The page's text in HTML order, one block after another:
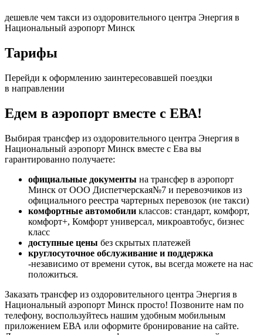
дешевле чем такси из оздоровительного центра Энергия в
Национальный аэропорт Минск
Тарифы
Перейди к оформлению заинтересовавшей поездки
в направлении
Едем в аэропорт вместе с ЕВА!
Выбирая трансфер из оздоровительного центра Энергия в
Национальный аэропорт Минск вместе с Ева вы
гарантированно получаете:
официальные документы на трансфер в аэропорт
Минск от ООО Диспетчерская№7 и перевозчиков из
официального реестра чартерных перевозок (не такси)
комфортные автомобили классов: стандарт, комфорт,
комфорт+, Комфорт универсал, микроавтобус, бизнес
класс
доступные цены без скрытых платежей
круглосуточное обслуживание и поддержка
-независимо от времени суток, вы всегда можете на нас
положиться.
Заказать трансфер из оздоровительного центра Энергия в
Национальный аэропорт Минск просто! Позвоните нам по
телефону, воспользуйтесь нашим удобным мобильным
приложением ЕВА или оформите бронирование на сайте.